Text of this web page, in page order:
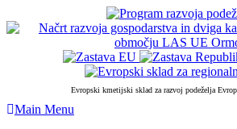
DO
Evropski kmetijski sklad za razvoj podeželja
Skip
Main Menu